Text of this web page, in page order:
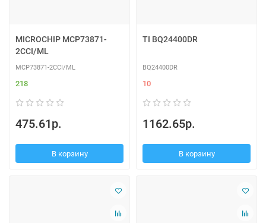
MICROCHIP MCP73871-
2CCI/ML
MCP73871-2CCI/ML
218
475.61р.
В корзину
TI BQ24400DR
BQ24400DR
10
1162.65р.
В корзину